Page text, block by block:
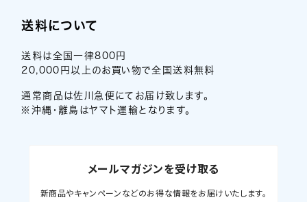
送料について
送料は全国一律800円
20,000円以上のお買い物で全国送料無料
通常商品は佐川急便にてお届け致します。
※沖縄・離島はヤマト運輸となります。
メールマガジンを受け取る
新商品やキャンペーンなどのお得な情報をお届けいたします。